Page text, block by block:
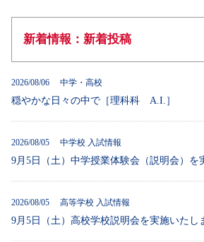
新着情報：新着投稿
2026/08/06 中学・高校
穏やかな日々の中で［理科科 A.I.］
2026/08/05 中学校 入試情報
9月5日（土）中学授業体験会（説明会）を
2026/08/05 高等学校 入試情報
9月5日（土）高校学校説明会を実施いたし